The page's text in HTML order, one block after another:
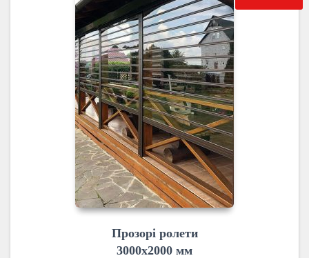
Прозорі ролети
3000х2000 мм